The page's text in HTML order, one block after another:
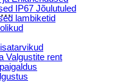
IP67 Jõulutuled
lambiketid
Valgustite rent